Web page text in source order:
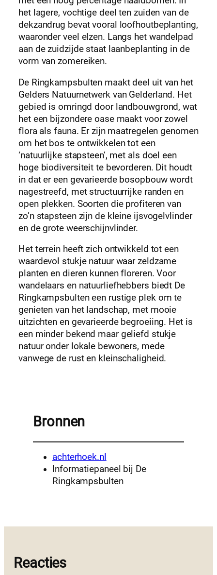
het lagere, vochtige deel ten zuiden van de
dekzandrug bevat vooral loofhoutbeplanting,
waaronder veel elzen. Langs het wandelpad
aan de zuidzijde staat laanbeplanting in de
vorm van zomereiken.
De Ringkampsbulten maakt deel uit van het
Gelders Natuurnetwerk van Gelderland. Het
gebied is omringd door landbouwgrond, wat
het een bijzondere oase maakt voor zowel
flora als fauna. Er zijn maatregelen genomen
om het bos te ontwikkelen tot een
‘natuurlijke stapsteen’, met als doel een
hoge biodiversiteit te bevorderen. Dit houdt
in dat er een gevarieerde bosopbouw wordt
nagestreefd, met structuurrijke randen en
open plekken. Soorten die profiteren van
zo’n stapsteen zijn de kleine ijsvogelvlinder
en de grote weerschijnvlinder.
Het terrein heeft zich ontwikkeld tot een
waardevol stukje natuur waar zeldzame
planten en dieren kunnen floreren. Voor
wandelaars en natuurliefhebbers biedt De
Ringkampsbulten een rustige plek om te
genieten van het landschap, met mooie
uitzichten en gevarieerde begroeiing. Het is
een minder bekend maar geliefd stukje
natuur onder lokale bewoners, mede
vanwege de rust en kleinschaligheid.
Bronnen
achterhoek.nl
Informatiepaneel bij De
Ringkampsbulten
Reacties